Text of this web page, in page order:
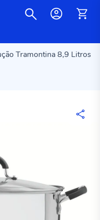
Tramontina 8,9 Litros